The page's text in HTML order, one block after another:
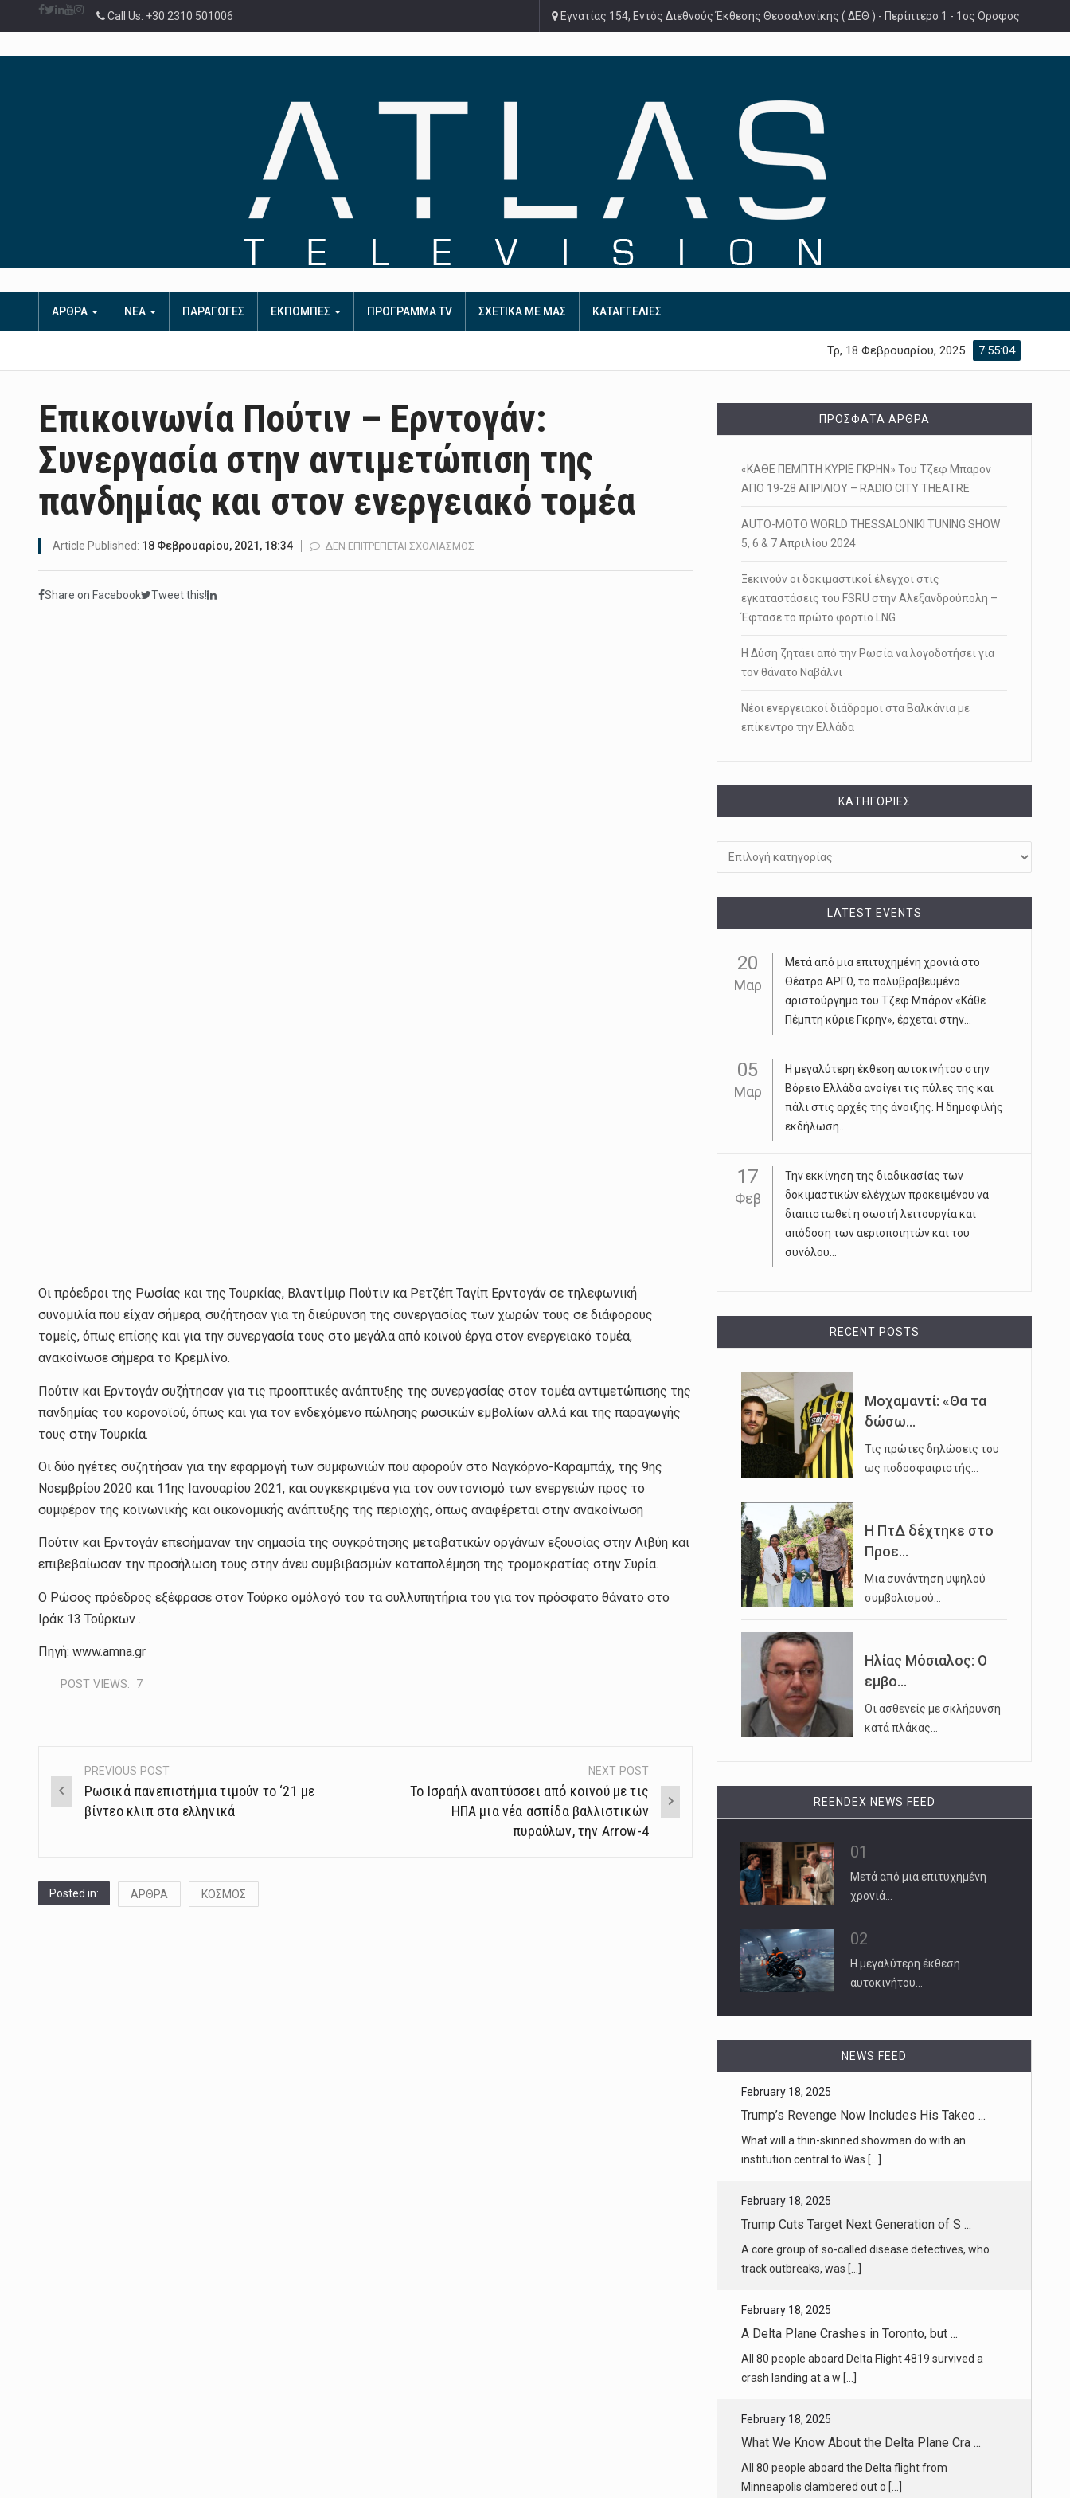
Call Us: +30 2310 501006 Εγνατίας 154, Εντός Διεθνούς Έκθεσης Θεσσαλονίκης ( ΔΕΘ ) - Περίπτερο 1 - 1ος Όροφος
ΑΡΘΡΑ ΝΕΑ ΠΑΡΑΓΩΓΕΣ ΕΚΠΟΜΠΕΣ ΠΡΟΓΡΑΜΜΑ TV ΣΧΕΤΙΚΑ ΜΕ ΜΑΣ ΚΑΤΑΓΓΕΛΙΕΣ
7:55:05
Τρ, 18 Φεβρουαρίου, 2025
Επικοινωνία Πούτιν – Ερντογάν:
Συνεργασία στην αντιμετώπιση της
πανδημίας και στον ενεργειακό τομέα
Article Published: 18 Φεβρουαρίου, 2021, 18:34 ΔΕΝ ΕΠΙΤΡΈΠΕΤΑΙ ΣΧΟΛΙΑΣΜΌΣ
Share on Facebook Tweet this!
Οι πρόεδροι της Ρωσίας και της Τουρκίας, Βλαντίμιρ Πούτιν κα Ρετζέπ Ταγίπ Ερντογάν σε τηλεφωνική
συνομιλία που είχαν σήμερα, συζήτησαν για τη διεύρυνση της συνεργασίας των χωρών τους σε διάφορους
τομείς, όπως επίσης και για την συνεργασία τους στο μεγάλα από κοινού έργα στον ενεργειακό τομέα,
ανακοίνωσε σήμερα το Κρεμλίνο.
Πούτιν και Ερντογάν συζήτησαν για τις προοπτικές ανάπτυξης της συνεργασίας στον τομέα αντιμετώπισης της
πανδημίας του κορονοϊού, όπως και για τον ενδεχόμενο πώλησης ρωσικών εμβολίων αλλά και της παραγωγής
τους στην Τουρκία.
Οι δύο ηγέτες συζητήσαν για την εφαρμογή των συμφωνιών που αφορούν στο Ναγκόρνο-Καραμπάχ, της 9ης
Νοεμβρίου 2020 και 11ης Ιανουαρίου 2021, και συγκεκριμένα για τον συντονισμό των ενεργειών προς το
συμφέρον της κοινωνικής και οικονομικής ανάπτυξης της περιοχής, όπως αναφέρεται στην ανακοίνωση
Πούτιν και Ερντογάν επεσήμαναν την σημασία της συγκρότησης μεταβατικών οργάνων εξουσίας στην Λιβύη και
επιβεβαίωσαν την προσήλωση τους στην άνευ συμβιβασμών καταπολέμηση της τρομοκρατίας στην Συρία.
Ο Ρώσος πρόεδρος εξέφρασε στον Τούρκο ομόλογό του τα συλλυπητήρια του για τον πρόσφατο θάνατο στο
Ιράκ 13 Τούρκων .
Πηγή: www.amna.gr
POST VIEWS: 7
Post
navigation
PREVIOUS POST
Ρωσικά πανεπιστήμια τιμούν το ‘21 με
βίντεο κλιπ στα ελληνικά
NEXT POST
Το Ισραήλ αναπτύσσει από κοινού με τις
ΗΠΑ μια νέα ασπίδα βαλλιστικών
πυραύλων, την Arrow-4
Posted in: ΑΡΘΡΑ ΚΟΣΜΟΣ
ΠΡΌΣΦΑΤΑ ΆΡΘΡΑ
«ΚΑΘΕ ΠΕΜΠΤΗ ΚΥΡΙΕ ΓΚΡΗΝ» Του Τζεφ Μπάρον
ΑΠΟ 19-28 ΑΠΡΙΛΙΟΥ – RADIO CITY THEATRE
AUTO-MOTO WORLD THESSALONIKI TUNING SHOW
5, 6 & 7 Απριλίου 2024
Ξεκινούν οι δοκιμαστικοί έλεγχοι στις
εγκαταστάσεις του FSRU στην Αλεξανδρούπολη –
Έφτασε το πρώτο φορτίο LNG
Η Δύση ζητάει από την Ρωσία να λογοδοτήσει για
τον θάνατο Ναβάλνι
Νέοι ενεργειακοί διάδρομοι στα Βαλκάνια με
επίκεντρο την Ελλάδα
KΑΤΗΓΟΡΊΕΣ
LATEST EVENTS
20
Μαρ
Μετά από μια επιτυχημένη χρονιά στο
Θέατρο ΑΡΓΩ, το πολυβραβευμένο
αριστούργημα του Τζεφ Μπάρον «Κάθε
Πέμπτη κύριε Γκρην», έρχεται στην...
05
Μαρ
Η μεγαλύτερη έκθεση αυτοκινήτου στην
Βόρειο Ελλάδα ανοίγει τις πύλες της και
πάλι στις αρχές της άνοιξης. Η δημοφιλής
εκδήλωση...
17
Φεβ
Την εκκίνηση της διαδικασίας των
δοκιμαστικών ελέγχων προκειμένου να
διαπιστωθεί η σωστή λειτουργία και
απόδοση των αεριοποιητών και του
συνόλου...
RECENT POSTS
Μοχαμαντί: «Θα τα
δώσω...
Τις πρώτες δηλώσεις του
ως ποδοσφαιριστής…
Η ΠτΔ δέχτηκε στο
Προε...
Μια συνάντηση υψηλού
συμβολισμού…
Ηλίας Μόσιαλος: Ο
εμβο...
Οι ασθενείς με σκλήρυνση
κατά πλάκας…
REENDEX NEWS FEED
01
Μετά από μια επιτυχημένη
χρονιά…
02
Η μεγαλύτερη έκθεση
αυτοκινήτου…
NEWS FEED
February 18, 2025
Trump’s Revenge Now Includes His Takeo ...
What will a thin-skinned showman do with an
February 18, 2025
Trump Cuts Target Next Generation of S ...
February 18, 2025
A Delta Plane Crashes in Toronto, but ...
February 18, 2025
What We Know About the Delta Plane Cra ...
February 18, 2025
Family Files Claims Against U.S. for W ...